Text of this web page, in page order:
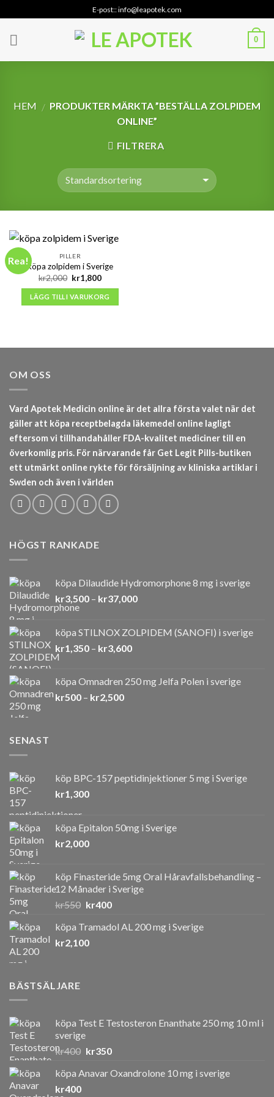
to
content
E-post:: info@leapotek.com
0
HEM / PRODUKTER MÄRKTA ”BESTÄLLA ZOLPIDEM
ONLINE”
FILTRERA
Rea! PILLER
köpa zolpidem i Sverige
kr2,000 Det
ursprungliga
priset
var:
kr1,800Det
priset
är:
LÄGG TILL I VARUKORG
OM OSS
Vard Apotek Medicin online är det allra första valet när det
gäller att köpa receptbelagda läkemedel online lagligt
eftersom vi tillhandahåller FDA-kvalitet mediciner till en
överkomlig pris. För närvarande får Get Legit Pills-butiken
ett utmärkt online rykte för försäljning av kliniska artiklar i
Swden och även i världen
HÖGST RANKADE
köpa Dilaudide Hydromorphone 8 mg i sverige
kr3,500 – kr37,000Prisintervall:
kr37,000
köpa STILNOX ZOLPIDEM (SANOFI) i sverige
kr1,350 – kr3,600Prisintervall:
kr3,600
köpa Omnadren 250 mg Jelfa Polen i sverige
kr500 – kr2,500Prisintervall:
SENAST
köp BPC-157 peptidinjektioner 5 mg i Sverige
kr1,300
köpa Epitalon 50mg i Sverige
kr2,000
köp Finasteride 5mg Oral Håravfallsbehandling –
12 Månader i Sverige
kr550 Det
priset
var:
kr400Det
priset
köpa Tramadol AL 200 mg i Sverige
kr2,100
BÄSTSÄLJARE
köpa Test E Testosteron Enanthate 250 mg 10 ml i
sverige
kr400 Det
priset
kr350Det
priset
köpa Anavar Oxandrolone 10 mg i sverige
kr400